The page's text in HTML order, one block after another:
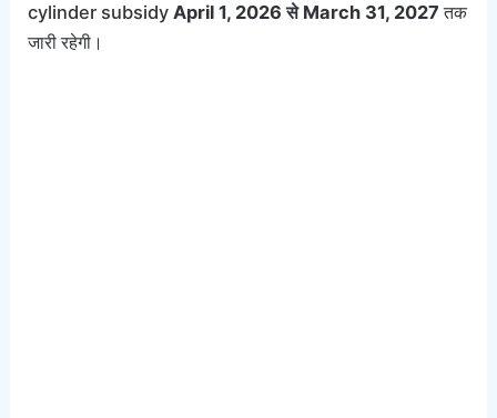
cylinder subsidyApril 1, 2026 से March 31, 2027 तक
जारी रहेगी।